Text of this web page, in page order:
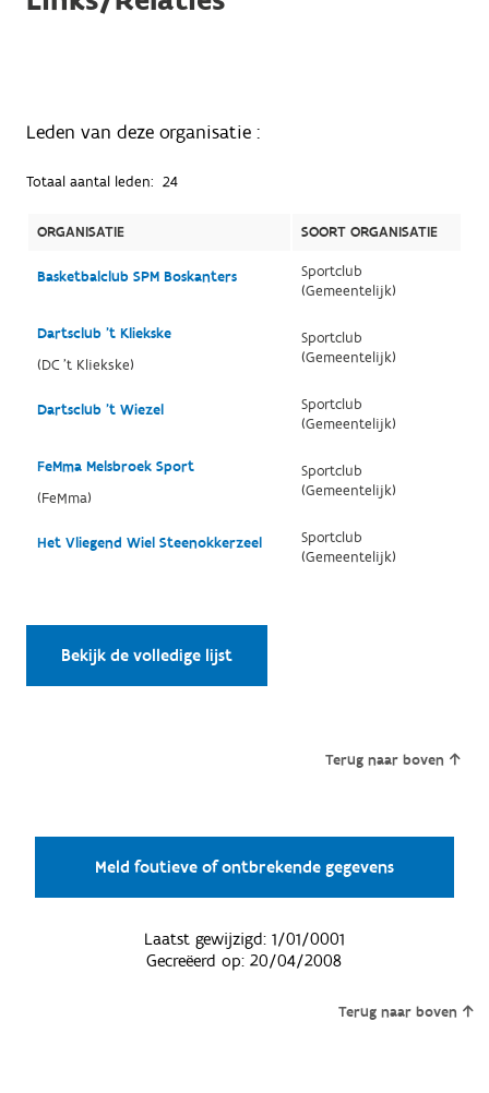
Leden van deze organisatie :
Totaal aantal leden: 24
ORGANISATIE SOORT ORGANISATIE
Basketbalclub SPM Boskanters
Sportclub
(Gemeentelijk)
Dartsclub 't Kliekske
(DC 't Kliekske)
Sportclub
(Gemeentelijk)
Dartsclub 't Wiezel
Sportclub
(Gemeentelijk)
FeMma Melsbroek Sport
(FeMma)
Sportclub
(Gemeentelijk)
Het Vliegend Wiel Steenokkerzeel
Sportclub
(Gemeentelijk)
Bekijk de volledige lijst
Terug naar boven
Meld foutieve of ontbrekende gegevens
Laatst gewijzigd: 1/01/0001
Gecreëerd op:20/04/2008
Terug naar boven